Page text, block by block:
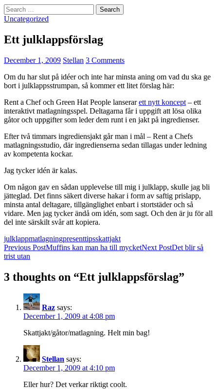
Search
for:
Uncategorized
Ett julklappsförslag
December 1, 2009 Stellan 3 Comments
Om du har slut på idéer och inte har minsta aning om vad du ska ge
bort i julklappsstrumpan, så kommer ett litet förslag här:
Rent a Chef och Green Hat People lanserarett nytt koncept – ett
interaktivt matlagningsspel. Deltagarna får i uppgift att lösa olika
gåtor och uppgifter som leder dem runt i en jakt på ingredienser.
Efter två timmars ingrediensjakt går man i mål – Rent a Chefs
matlagningsstudio, där ingredienserna sedan tillagas under ledning
av kompetenta kockar.
Jag tycker idén är kalas.
Om någon gav en sådan upplevelse till mig i julklapp, skulle jag bli
jätteglad. Det finns säkert diverse hakar i form av saftig prislapp,
minsta antal deltagare, tillgänglighet enbart i stortstäder och så
vidare. Men jag tycker ändå om idén, som sagt. Och den är ju för all
del inte särskilt svår att kopiera.
julklappmatlagningpresenttipsskattjakt
Post
navigation
Previous PostMuffins kan man ha till mycketNext PostDet blir så
trist utan
3 thoughts on “Ett julklappsförslag”
Raz says:
December 1, 2009 at 4:08 pm
Skattjakt/gåtor/matlagning. Helt min bag!
Stellan says:
December 1, 2009 at 4:10 pm
Eller hur? Det verkar riktigt coolt.